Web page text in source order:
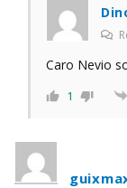
Caro Nevio
1